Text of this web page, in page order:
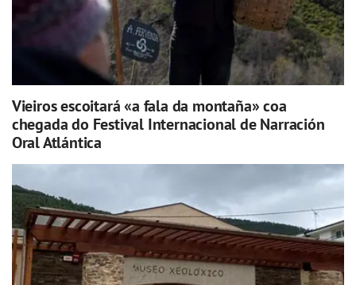
Vieiros escoitará «a fala da montaña» coa
chegada do Festival Internacional de Narración
Oral Atlántica